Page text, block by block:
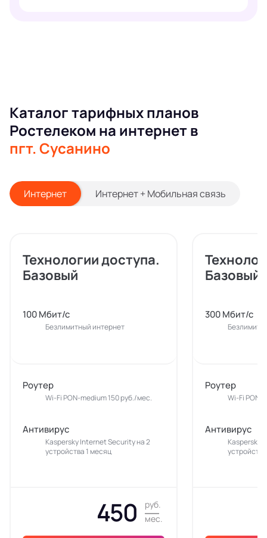
Каталог тарифных планов
Ростелеком на интернет в
пгт. Сусанино
Интернет Интернет + Мобильная связь
Технологии доступа.
Базовый
100 Мбит/с
Безлимитный интернет
Роутер
Wi-Fi PON-medium 150 руб./мес.
Антивирус
Kaspersky Internet Security на 2
устройства 1 месяц
450
руб.
мес.
Базовый
300 Мбит/с
Роутер
Wi-Fi PON-
Антивирус
Kaspersky